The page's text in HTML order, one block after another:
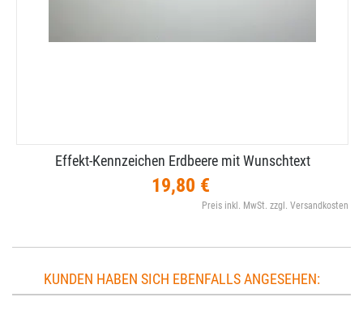
Effekt-​Kennzeichen Erdbeere mit Wunschtext
19,80 €
Preis inkl. MwSt. zzgl. Versandkosten
KUNDEN HABEN SICH EBENFALLS ANGESEHEN: